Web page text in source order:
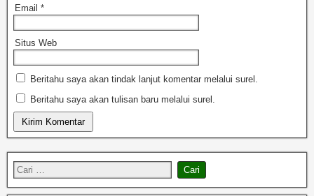
Email *
Situs Web
Beritahu saya akan tindak lanjut komentar melalui surel.
Beritahu saya akan tulisan baru melalui surel.